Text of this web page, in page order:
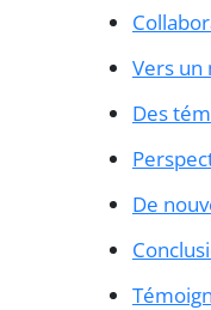
Vers un
Des
De